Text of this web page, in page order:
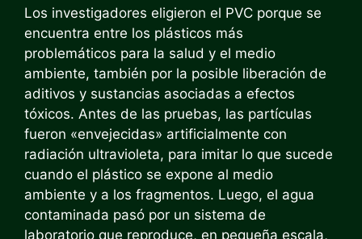
Los investigadores eligieron el PVC porque se
encuentra entre los plásticos más
problemáticos para la salud y el medio
ambiente, también por la posible liberación de
aditivos y sustancias asociadas a efectos
tóxicos. Antes de las pruebas, las partículas
fueron «envejecidas» artificialmente con
radiación ultravioleta, para imitar lo que sucede
cuando el plástico se expone al medio
ambiente y a los fragmentos. Luego, el agua
contaminada pasó por un sistema de
laboratorio que reproduce, en pequeña escala,